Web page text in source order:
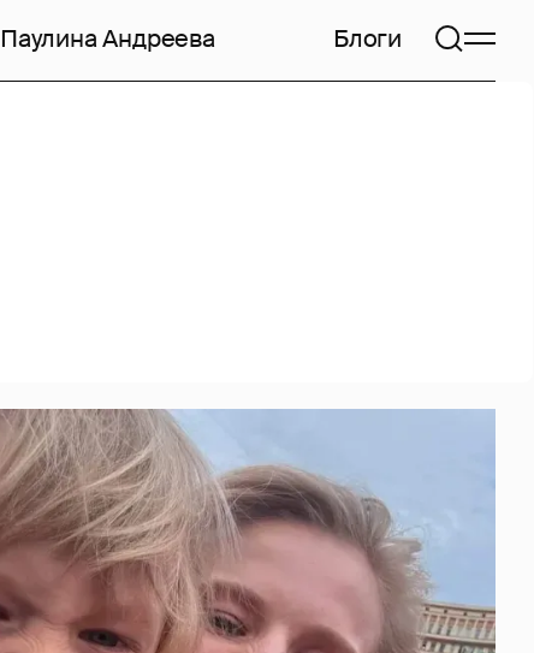
Паулина Андреева Блоги